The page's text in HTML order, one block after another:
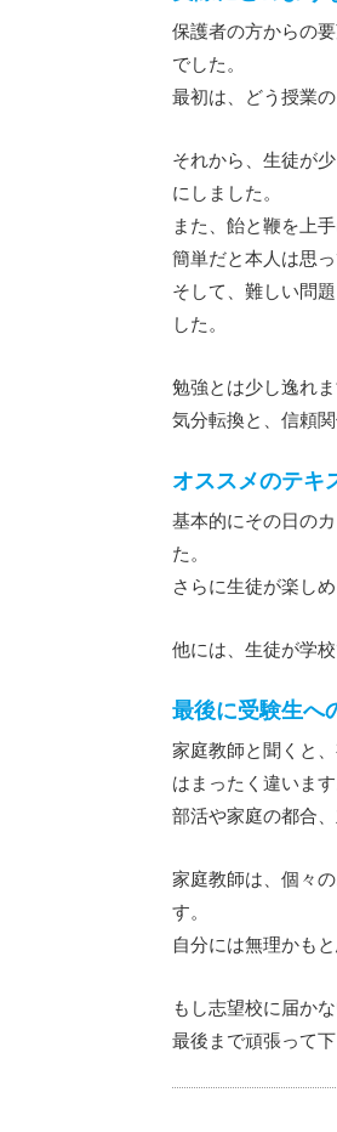
保護者の方からの
でした。
最初は、どう授業
それから、生徒が
にしました。
また、飴と鞭を上
簡単だと本人は思
そして、難しい問
した。
勉強とは少し逸れ
気分転換と、信頼
オススメのテキ
基本的にその日の
た。
さらに生徒が楽し
他には、生徒が学
最後に受験生へ
家庭教師と聞くと
はまったく違います
部活や家庭の都合
家庭教師は、個々
す。
自分には無理かも
もし志望校に届か
最後まで頑張って下